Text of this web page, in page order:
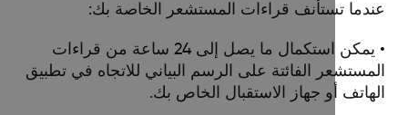
تستأنف قراءات المستشعر الخاصة بك:
• يمكن استكمال ما يصل إلى 24 ساعة من قراءات
الفائتة على الرسم البياني للاتجاه في تطبيق
أو جهاز الاستقبال الخاص بك.